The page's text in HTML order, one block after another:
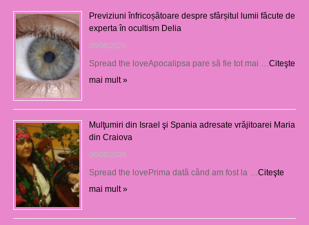
Previziuni înfricoșătoare despre sfârșitul lumii făcute de
experta în ocultism Delia
08/08/2026
Spread the loveApocalipsa pare să fie tot mai … Citeşte
mai mult »
Mulţumiri din Israel şi Spania adresate vrăjitoarei Maria
din Craiova
08/08/2026
Spread the lovePrima dată când am fost la … Citeşte
mai mult »